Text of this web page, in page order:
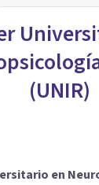
(UNIR)
en